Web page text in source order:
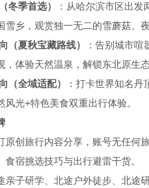
季首选）
：从哈尔滨市区出
雪乡，观赏独一无二的雪蘑菇、
夏秋宝藏路线）
：告别城市
，体验天然温泉，解锁东北原生
全域适配）
：打卡世界知名
光+特色美食双重出行体验。
创旅行内容分享，账号无任何
宿挑选技巧与出行避雷干货。
子研学、北途户外徒步、北途